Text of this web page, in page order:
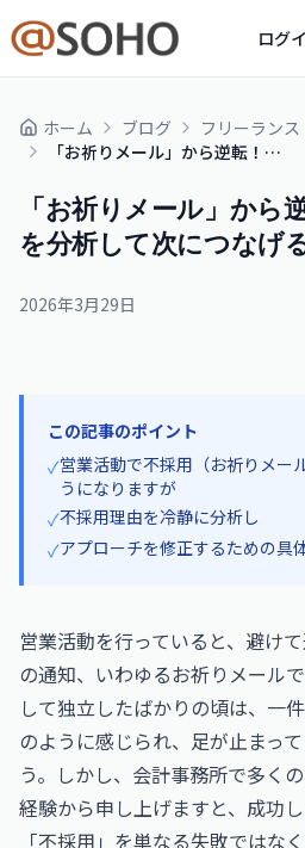
ログ
ホーム ブログ
フリーランス
「お祈りメール」から逆転！不採用理由を分析して次につなげる営業改善
「お祈りメール」から
を分析して次につなげ
2026年3月29日
この記事のポイント
✓営業活動で不採用（お祈りメー
うになりますが
✓不採用理由を冷静に分析し
✓アプローチを修正するための具
営業活動を行っていると、避け
の通知、いわゆるお祈りメール
して独立したばかりの頃は、一
のように感じられ、足が止まっ
う。しかし、会計事務所で多く
経験から申し上げますと、成功
「不採用」を単なる失敗ではな